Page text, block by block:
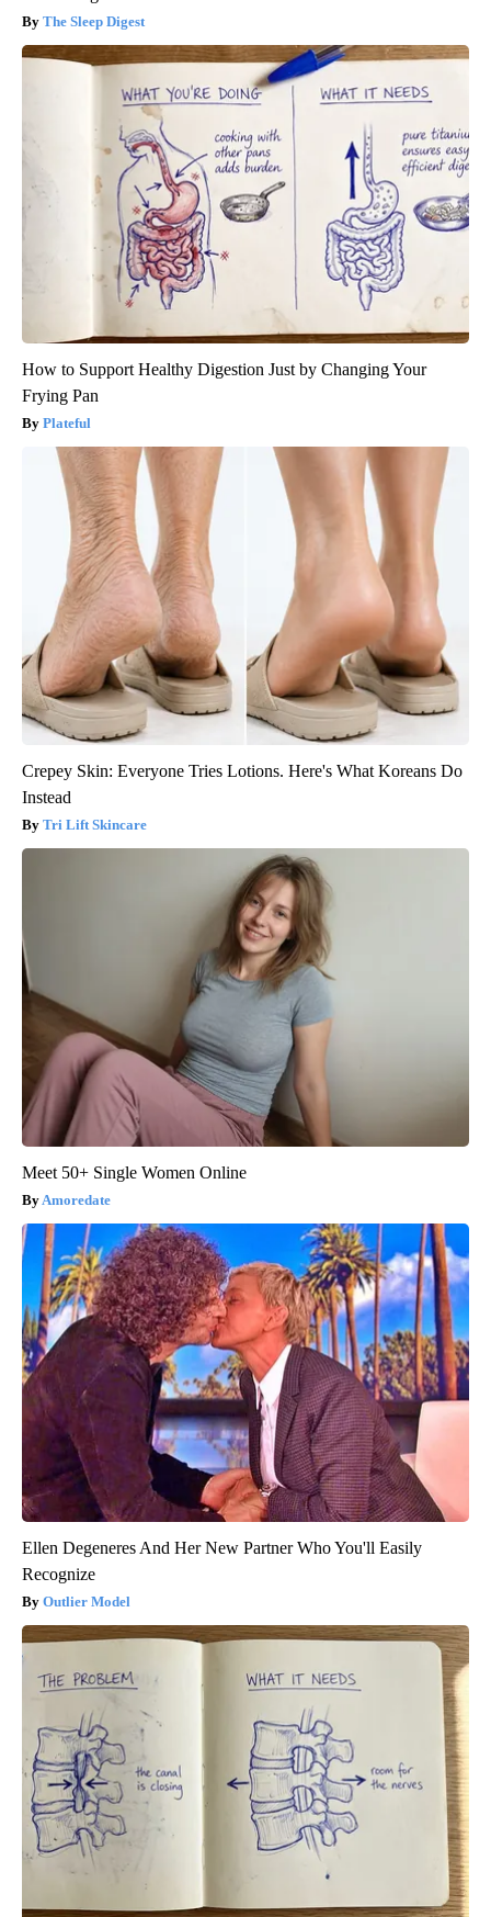
The Sleep Digest
How to Support Healthy Digestion Just by Changing Your
Frying Pan
Plateful
Crepey Skin: Everyone Tries Lotions. Here's What Koreans Do
Instead
Tri Lift Skincare
Meet 50+ Single Women Online
Amoredate
Ellen Degeneres And Her New Partner Who You'll Easily
Recognize
Outlier Model